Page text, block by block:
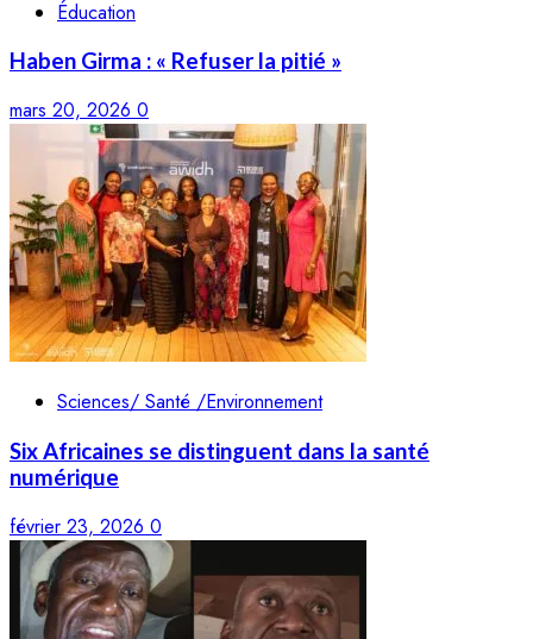
Éducation
Haben Girma : « Refuser la pitié »
mars 20, 2026 0
Sciences/ Santé /Environnement
Six Africaines se distinguent dans la santé
numérique
février 23, 2026 0